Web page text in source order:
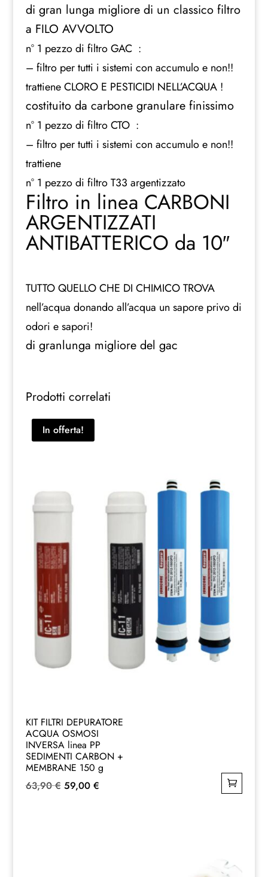
di gran lunga migliore di un classico filtro
a FILO AVVOLTO
n° 1 pezzo di filtro GAC :
– filtro per tutti i sistemi con accumulo e non!!
trattiene CLORO E PESTICIDI NELL’ACQUA !
costituito da carbone granulare finissimo
n° 1 pezzo di filtro CTO :
– filtro per tutti i sistemi con accumulo e non!!
trattiene
n° 1 pezzo di filtro T33 argentizzato
Filtro in linea CARBONI
ARGENTIZZATI
ANTIBATTERICO da 10″
TUTTO QUELLO CHE DI CHIMICO TROVA
nell’acqua donando all’acqua un sapore privo di
odori e sapori!
di granlunga migliore del gac
Prodotti correlati
In offerta!
KIT FILTRI DEPURATORE
ACQUA OSMOSI
INVERSA linea PP
SEDIMENTI CARBON +
MEMBRANE 150 g
63,90€ Il
59,00 €Il